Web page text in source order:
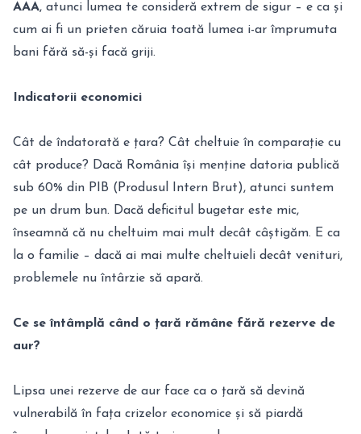
AAA, atunci lumea te consideră extrem de sigur – e ca și
cum ai fi un prieten căruia toată lumea i-ar împrumuta
bani fără să-și facă griji.
Indicatorii economici
Cât de îndatorată e țara? Cât cheltuie în comparație cu
cât produce? Dacă România își menține datoria publică
sub 60% din PIB (Produsul Intern Brut), atunci suntem
pe un drum bun. Dacă deficitul bugetar este mic,
înseamnă că nu cheltuim mai mult decât câștigăm. E ca
la o familie – dacă ai mai multe cheltuieli decât venituri,
problemele nu întârzie să apară.
Ce se întâmplă când o țară rămâne fără rezerve de
aur?
Lipsa unei rezerve de aur face ca o țară să devină
vulnerabilă în fața crizelor economice și să piardă